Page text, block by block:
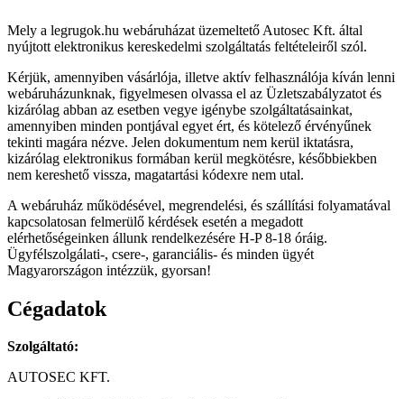
Mely a legrugok.hu webáruházat üzemeltető Autosec Kft. által
nyújtott elektronikus kereskedelmi szolgáltatás feltételeiről szól.
Kérjük, amennyiben vásárlója, illetve aktív felhasználója kíván lenni
webáruházunknak, figyelmesen olvassa el az Üzletszabályzatot és
kizárólag abban az esetben vegye igénybe szolgáltatásainkat,
amennyiben minden pontjával egyet ért, és kötelező érvényűnek
tekinti magára nézve. Jelen dokumentum nem kerül iktatásra,
kizárólag elektronikus formában kerül megkötésre, későbbiekben
nem kereshető vissza, magatartási kódexre nem utal.
A webáruház működésével, megrendelési, és szállítási folyamatával
kapcsolatosan felmerülő kérdések esetén a megadott
elérhetőségeinken állunk rendelkezésére H-P 8-18 óráig.
Ügyfélszolgálati-, csere-, garanciális- és minden ügyét
Magyarországon intézzük, gyorsan!
Cégadatok
Szolgáltató:
AUTOSEC KFT.